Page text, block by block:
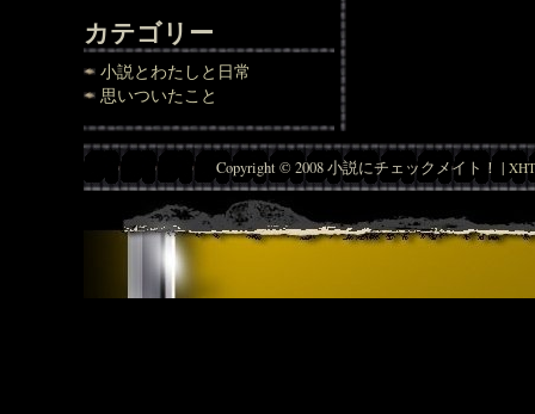
カテゴリー
小説とわたしと日常
思いついたこと
Copyright © 2008 小説にチェックメイト！ |